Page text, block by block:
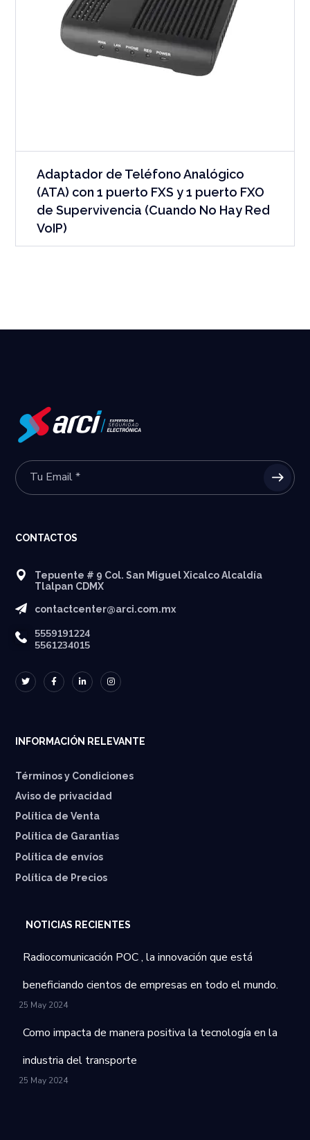
Adaptador de Teléfono Analógico
(ATA) con 1 puerto FXS y 1 puerto FXO
de Supervivencia (Cuando No Hay Red
VoIP)
CONTACTOS
Tepuente # 9 Col. San Miguel Xicalco Alcaldía
Tlalpan CDMX
contactcenter@arci.com.mx
5559191224
5561234015
INFORMACIÓN RELEVANTE
Términos y Condiciones
Aviso de privacidad
Política de Venta
Política de Garantías
⁠Política de envíos
Política de Precios
NOTICIAS RECIENTES
Radiocomunicación POC , la innovación que está
beneficiando cientos de empresas en todo el mundo.
25 May 2024
Como impacta de manera positiva la tecnología en la
industria del transporte
25 May 2024